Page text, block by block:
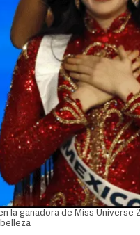
la ganadora de Miss Universe